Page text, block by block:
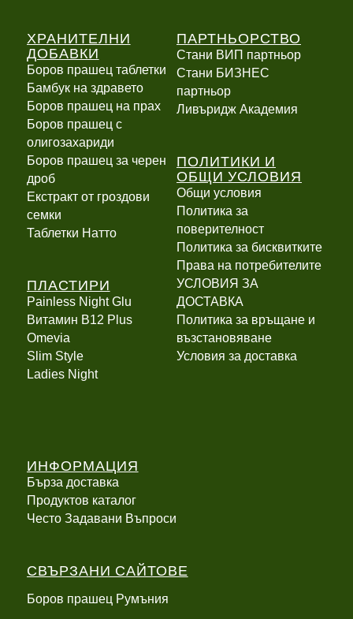
ХРАНИТЕЛНИ
ДОБАВКИ
Боров прашец таблетки
Бамбук на здравето
Боров прашец на прах
Боров прашец с
олигозахариди
Боров прашец за черен
дроб
Екстракт от гроздови
семки
Таблетки Натто
ПЛАСТИРИ
Painless Night Glu
Витамин B12 Plus
Оmevia
Slim Style
Ladies Night
ПАРТНЬОРСТВО
Стани ВИП партньор
Стани БИЗНЕС
партньор
Ливъридж Академия
ПОЛИТИКИ И
ОБЩИ УСЛОВИЯ
Общи условия
Политика за
поверителност
Политика за бисквитките
Права на потребителите
УСЛОВИЯ ЗА
ДОСТАВКА
Политика за връщане и
възстановяване
Условия за доставка
ИНФОРМАЦИЯ
Бърза доставка
Продуктов каталог
Често Задавани Въпроси
СВЪРЗАНИ САЙТОВЕ
Боров прашец Румъния